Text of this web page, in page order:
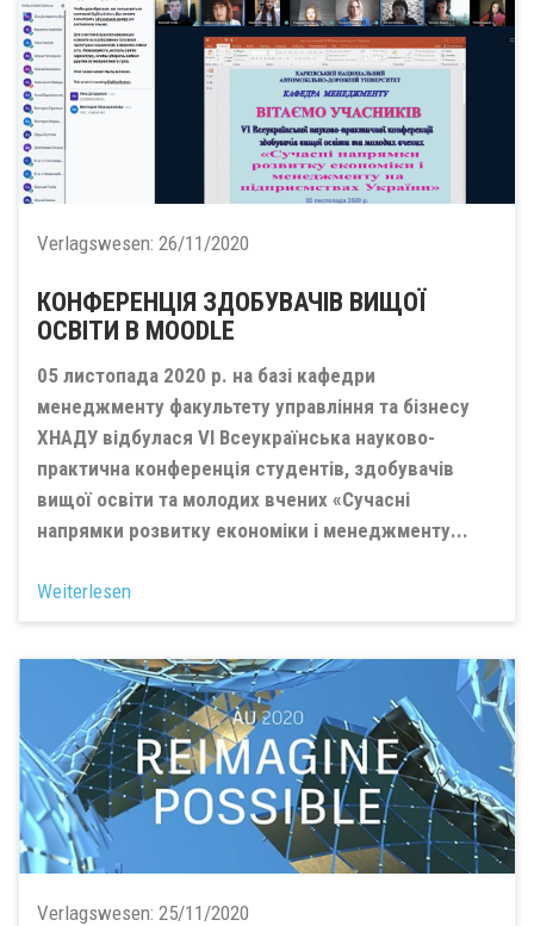
Verlagswesen: 26/11/2020
КОНФЕРЕНЦІЯ ЗДОБУВАЧІВ ВИЩОЇ
ОСВІТИ В MOODLE
05 листопада 2020 р. на базі кафедри
менеджменту факультету управління та бізнесу
ХНАДУ відбулася VІ Всеукраїнська науково-
практична конференція студентів, здобувачів
вищої освіти та молодих вчених «Сучасні
напрямки розвитку економіки і менеджменту...
Weiterlesen
Verlagswesen: 25/11/2020